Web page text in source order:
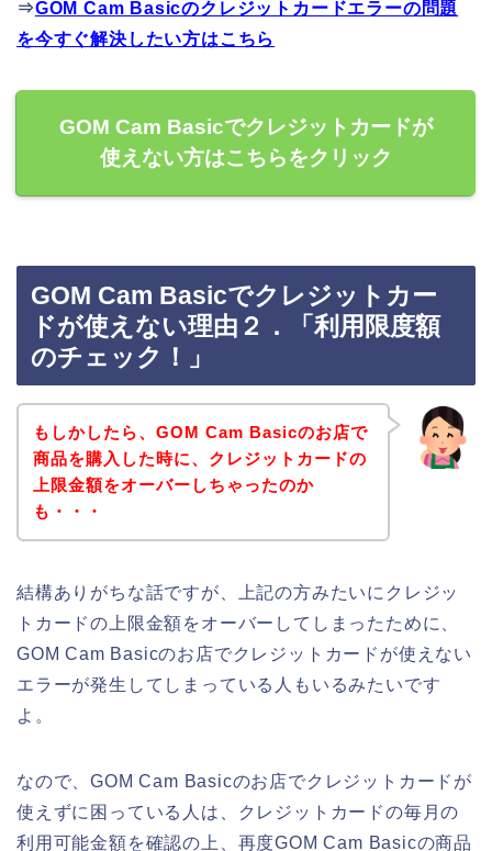
⇒GOM Cam Basicのクレジットカードエラーの問題
を今すぐ解決したい方はこちら
GOM Cam Basicでクレジットカードが
使えない方はこちらをクリック
GOM Cam Basicでクレジットカー
ドが使えない理由２．「利用限度額
のチェック！」
もしかしたら、GOM Cam Basicのお店で
商品を購入した時に、クレジットカードの
上限金額をオーバーしちゃったのか
も・・・
結構ありがちな話ですが、上記の方みたいにクレジッ
トカードの上限金額をオーバーしてしまったために、
GOM Cam Basicのお店でクレジットカードが使えない
エラーが発生してしまっている人もいるみたいです
よ。
なので、GOM Cam Basicのお店でクレジットカードが
使えずに困っている人は、クレジットカードの毎月の
利用可能金額を確認の上、再度GOM Cam Basicの商品